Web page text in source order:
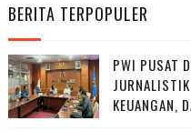
BERITA TERPOPULER
PWI PUSAT
KEUANGAN,